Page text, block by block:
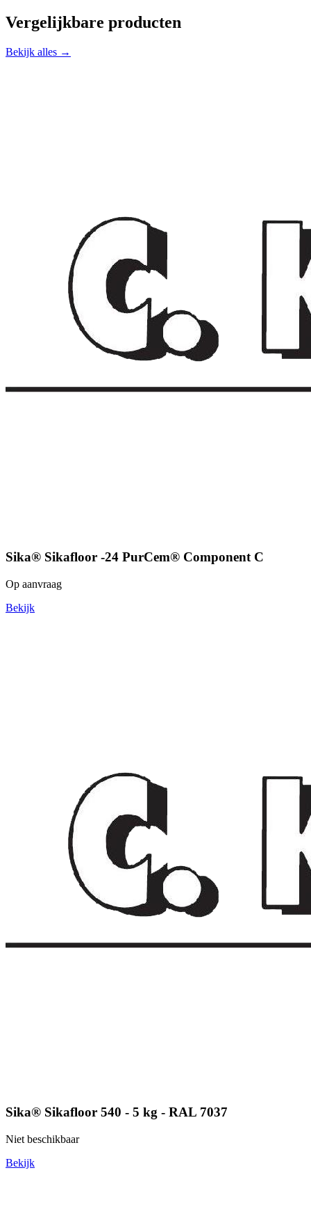
Vergelijkbare producten
Bekijk alles →
Sika® Sikafloor -24 PurCem® Component C
Op aanvraag
Bekijk
Sika® Sikafloor 540 - 5 kg - RAL 7037
Niet beschikbaar
Bekijk